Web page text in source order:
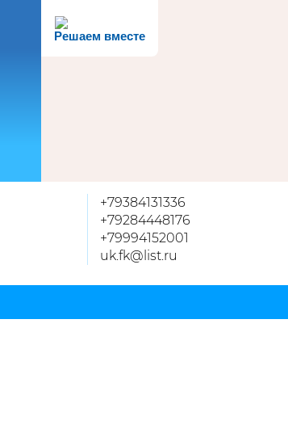
Решаем вместе
+79384131336
+79284448176
+79994152001
uk.fk@list.ru